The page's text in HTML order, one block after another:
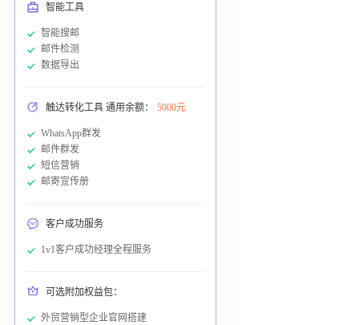
智能工具
智能搜邮
邮件检测
数据导出
触达转化工具 通用余额： 5000元
WhatsApp群发
邮件群发
短信营销
邮寄宣传册
客户成功服务
1v1客户成功经理全程服务
可选附加权益包：
外贸营销型企业官网搭建